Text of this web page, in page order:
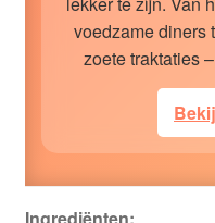
voedzame diners
zoete traktaties
Ingrediënten: